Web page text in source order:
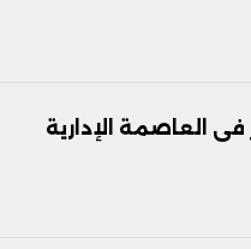
العاصمة الإدارية